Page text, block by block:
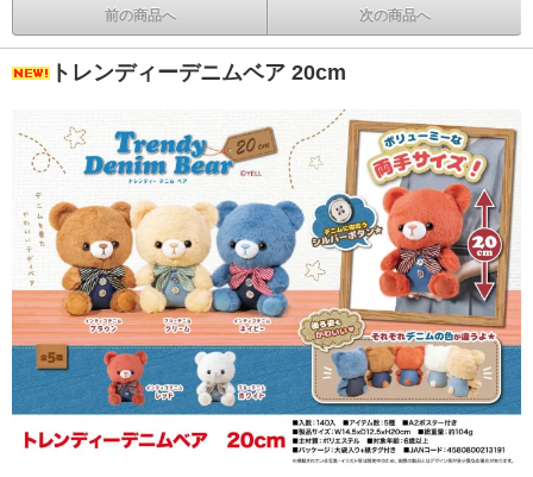
前の商品へ 次の商品へ
トレンディーデニムベア 20cm